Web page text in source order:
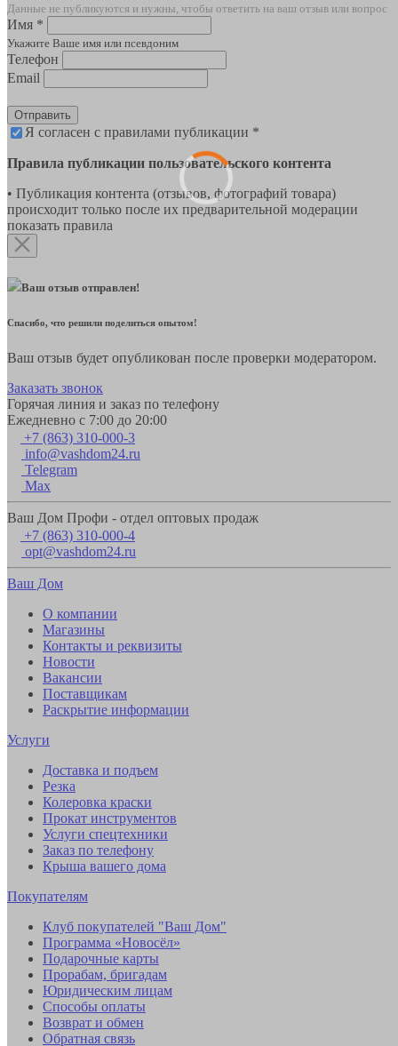
Данные не публикуются и нужны, чтобы ответить на ваш отзыв или вопрос
Имя *
Укажите Ваше имя или псевдоним
Телефон
Email
Отправить
Я согласен с правилами публикации *
Правила публикации пользовательского контента
• Публикация контента (отзывов, фотографий товара)
происходит только после их предварительной модерации
показать правила
Ваш отзыв отправлен!
Спасибо, что решили поделиться опытом!
Ваш отзыв будет опубликован после проверки модератором.
Заказать звонок
Горячая линия и заказ по телефону
Ежедневно с 7:00 до 20:00
+7 (863) 310-000-3
info@vashdom24.ru
Telegram
Max
Ваш Дом Профи - отдел оптовых продаж
+7 (863) 310-000-4
opt@vashdom24.ru
Ваш Дом
О компании
Магазины
Контакты и реквизиты
Новости
Вакансии
Поставщикам
Раскрытие информации
Услуги
Доставка и подъем
Резка
Колеровка краски
Прокат инструментов
Услуги спецтехники
Заказ по телефону
Крыша вашего дома
Покупателям
Клуб покупателей "Ваш Дом"
Программа «Новосёл»
Подарочные карты
Прорабам, бригадам
Юридическим лицам
Способы оплаты
Возврат и обмен
Обратная связь